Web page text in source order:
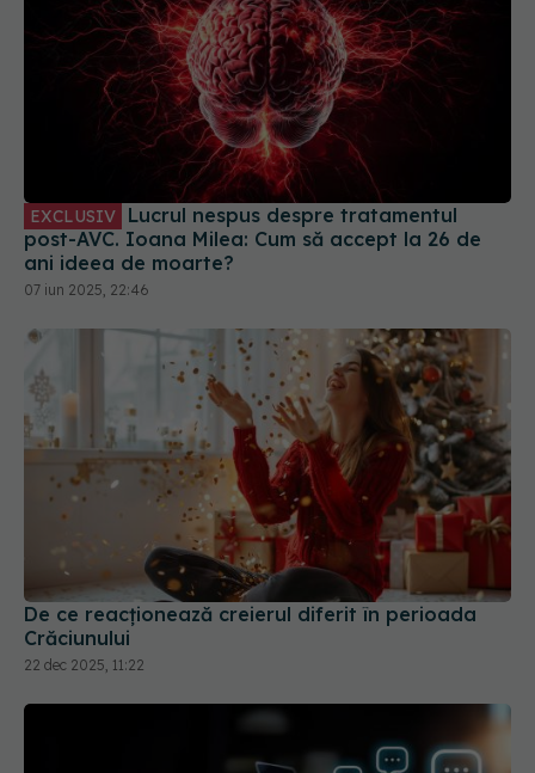
EXCLUSIV
post-AVC. Ioana Milea: Cum să accept la 26 de
ani ideea de moarte?
07 iun 2025, 22:46
De ce reacționează creierul diferit în perioada
Crăciunului
22 dec 2025, 11:22